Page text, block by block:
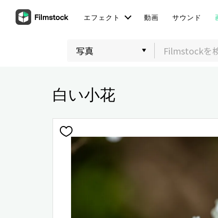
エフェクト 動画 サウンド
白い小花